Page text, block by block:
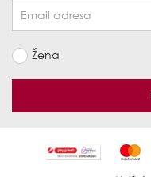
Žena